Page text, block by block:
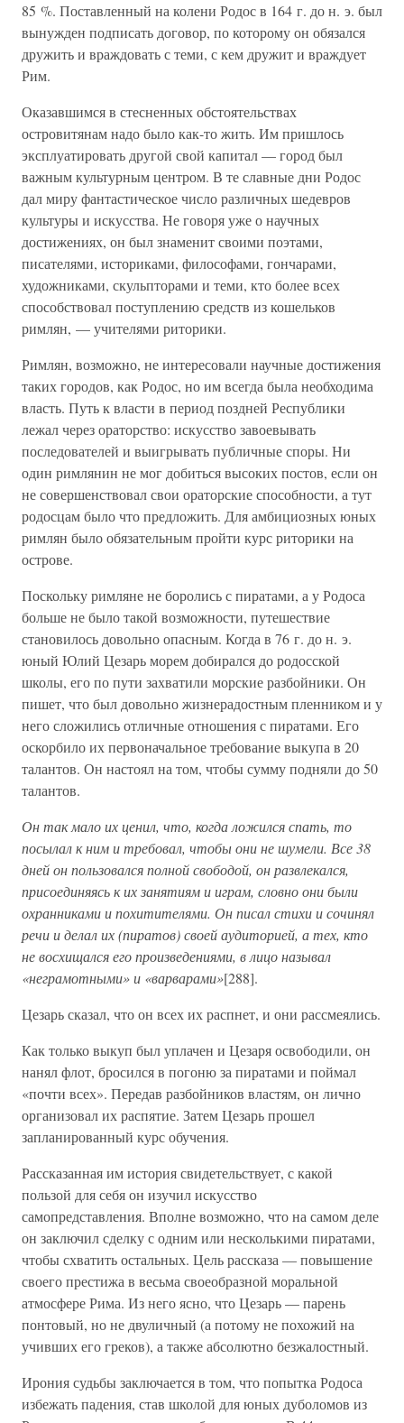
85 %. Поставленный на колени Родос в 164 г. до н. э. был
вынужден подписать договор, по которому он обязался
дружить и враждовать с теми, с кем дружит и враждует
Рим.
Оказавшимся в стесненных обстоятельствах
островитянам надо было как-то жить. Им пришлось
эксплуатировать другой свой капитал — город был
важным культурным центром. В те славные дни Родос
дал миру фантастическое число различных шедевров
культуры и искусства. Не говоря уже о научных
достижениях, он был знаменит своими поэтами,
писателями, историками, философами, гончарами,
художниками, скульпторами и теми, кто более всех
способствовал поступлению средств из кошельков
римлян, — учителями риторики.
Римлян, возможно, не интересовали научные достижения
таких городов, как Родос, но им всегда была необходима
власть. Путь к власти в период поздней Республики
лежал через ораторство: искусство завоевывать
последователей и выигрывать публичные споры. Ни
один римлянин не мог добиться высоких постов, если он
не совершенствовал свои ораторские способности, а тут
родосцам было что предложить. Для амбициозных юных
римлян было обязательным пройти курс риторики на
острове.
Поскольку римляне не боролись с пиратами, а у Родоса
больше не было такой возможности, путешествие
становилось довольно опасным. Когда в 76 г. до н. э.
юный Юлий Цезарь морем добирался до родосской
школы, его по пути захватили морские разбойники. Он
пишет, что был довольно жизнерадостным пленником и у
него сложились отличные отношения с пиратами. Его
оскорбило их первоначальное требование выкупа в 20
талантов. Он настоял на том, чтобы сумму подняли до 50
талантов.
Он так мало их ценил, что, когда ложился спать, то
посылал к ним и требовал, чтобы они не шумели. Все 38
дней он пользовался полной свободой, он развлекался,
присоединяясь к их занятиям и играм, словно они были
охранниками и похитителями. Он писал стихи и сочинял
речи и делал их (пиратов) своей аудиторией, а тех, кто
не восхищался его произведениями, в лицо называл
«неграмотными» и «варварами»[288].
Цезарь сказал, что он всех их распнет, и они рассмеялись.
Как только выкуп был уплачен и Цезаря освободили, он
нанял флот, бросился в погоню за пиратами и поймал
«почти всех». Передав разбойников властям, он лично
организовал их распятие. Затем Цезарь прошел
запланированный курс обучения.
Рассказанная им история свидетельствует, с какой
пользой для себя он изучил искусство
самопредставления. Вполне возможно, что на самом деле
он заключил сделку с одним или несколькими пиратами,
чтобы схватить остальных. Цель рассказа — повышение
своего престижа в весьма своеобразной моральной
атмосфере Рима. Из него ясно, что Цезарь — парень
понтовый, но не двуличный (а потому не похожий на
учивших его греков), а также абсолютно безжалостный.
Ирония судьбы заключается в том, что попытка Родоса
избежать падения, став школой для юных дуболомов из